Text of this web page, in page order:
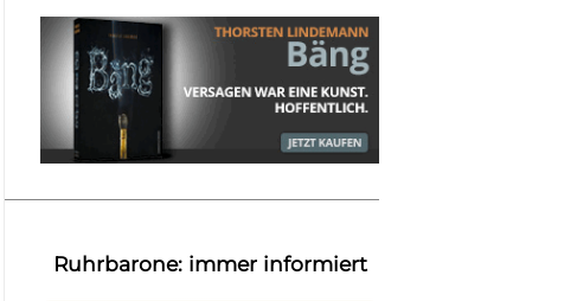
Ruhrbarone: immer informiert